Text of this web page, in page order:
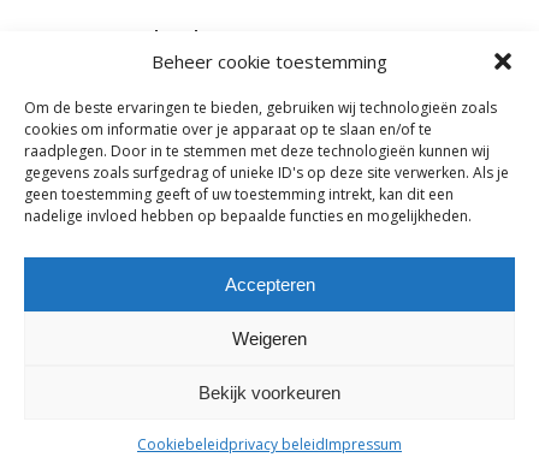
Beheer cookie toestemming
Om de beste ervaringen te bieden, gebruiken wij technologieën zoals
cookies om informatie over je apparaat op te slaan en/of te
raadplegen. Door in te stemmen met deze technologieën kunnen wij
gegevens zoals surfgedrag of unieke ID's op deze site verwerken. Als je
geen toestemming geeft of uw toestemming intrekt, kan dit een
nadelige invloed hebben op bepaalde functies en mogelijkheden.
Accepteren
Weigeren
Bekijk voorkeuren
Cookiebeleidprivacy beleidImpressum
Comments are closed.
maes-boons nv | interieur - meubelen - maatwerk | bazelstraat 61
- 9150 Kruibeke |tel. +32 03 774 10 60